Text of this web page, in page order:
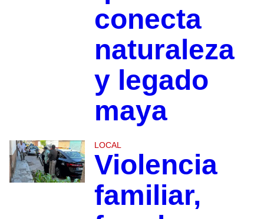
conecta
naturaleza
y legado
maya
LOCAL
Violencia
familiar,